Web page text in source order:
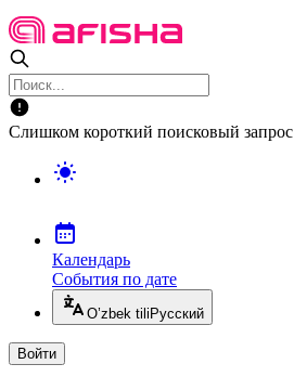
Слишком короткий поисковый запрос
Календарь
События по дате
O’zbek tili Русский
Войти